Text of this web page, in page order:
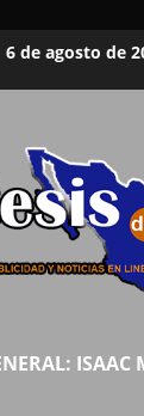
6 de agosto de